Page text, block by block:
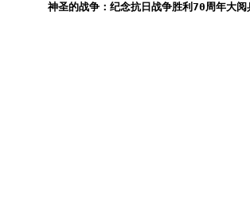
神圣的战争：纪念抗日战争胜利70周年大阅